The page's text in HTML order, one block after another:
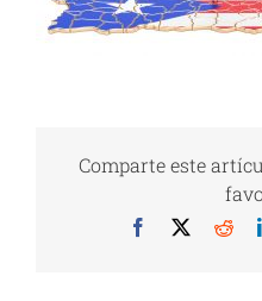
Comparte este
Facebook